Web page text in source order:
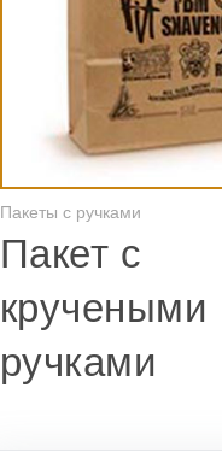
Смотреть
Пакеты с ручками
Пакет с
кручеными
ручками